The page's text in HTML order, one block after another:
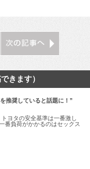
きます）
推奨していると話題に！”
ヨタの安全基準は一番激し
番負荷がかかるのはセックス